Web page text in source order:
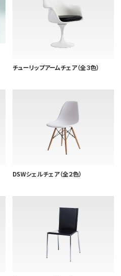
チューリップアームチェア（全３色）
DSWシェルチェア（全２色）